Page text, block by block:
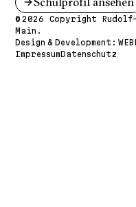
© 2026 Copyright
Main.
Design & Development:
ImpressumDatenschutz